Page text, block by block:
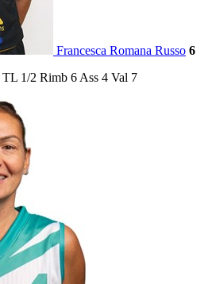
Francesca Romana Russo 6
TL 1/2 Rimb 6 Ass 4 Val 7